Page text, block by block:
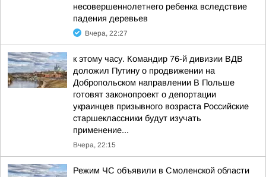
несовершеннолетнего ребенка вследствие
падения деревьев
Вчера, 22:27
к этому часу. Командир 76-й дивизии ВДВ
доложил Путину о продвижении на
Добропольском направлении В Польше
готовят законопроект о депортации
украинцев призывного возраста Российские
старшеклассники будут изучать
применение...
Вчера, 22:15
Режим ЧС объявили в Смоленской области